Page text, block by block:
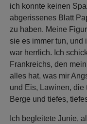
ich konnte keinen
abgerissenes Blatt
zu haben. Meine
sie es immer tun, und
war herrlich. Ich
Frankreichs, den
alles hat, was mir
und Eis, Lawinen, die
Berge und tiefes,
Ich begleitete Junie,